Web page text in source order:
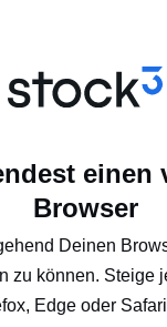
einen
Browser
Deinen
zu können. Steige
Edge oder